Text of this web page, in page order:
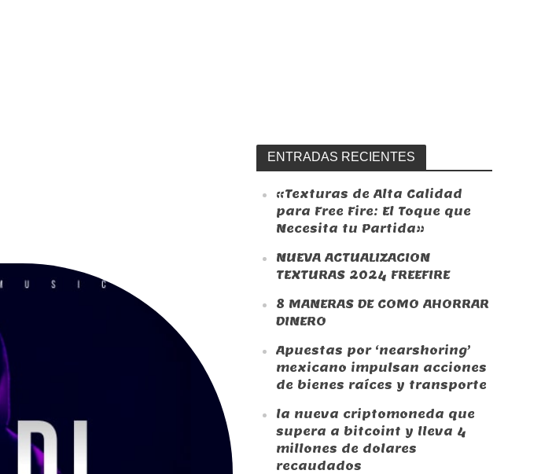
ENTRADAS RECIENTES
«Texturas de Alta Calidad
para Free Fire: El Toque que
Necesita tu Partida»
NUEVA ACTUALIZACION
TEXTURAS 2024 FREEFIRE
8 MANERAS DE COMO AHORRAR
DINERO
Apuestas por ‘nearshoring’
mexicano impulsan acciones
de bienes raíces y transporte
la nueva criptomoneda que
supera a bitcoint y lleva 4
millones de dolares
recaudados